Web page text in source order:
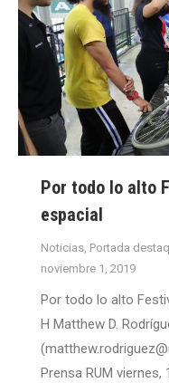
Por todo lo alto
espacial
Noticias, Portada
noviembre 1, 2019
Por todo lo alto
H Matthew D.
Prensa RUM